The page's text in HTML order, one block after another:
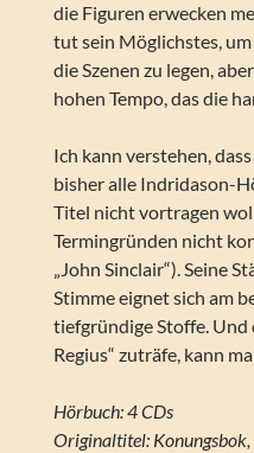
die Figuren erwecken
tut sein Möglichstes,
die Szenen zu legen,
hohen Tempo, das die
Ich kann verstehen,
bisher alle Indridason-
Titel nicht vortragen
Termingründen nicht
„John Sinclair“). Seine
Stimme eignet sich am
tiefgründige Stoffe. Und
Regius“ zuträfe, kann
Hörbuch: 4 CDs
Originaltitel: